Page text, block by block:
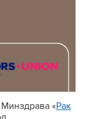
«Рак